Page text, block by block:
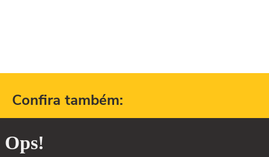
Confira também: